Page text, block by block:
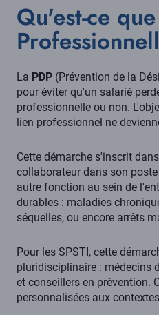
Qu'est-ce
La PDP (Prévention de la
pour éviter qu'un salarié
professionnelle ou non.
lien professionnel ne
Cette démarche s'inscrit
collaborateur dans son
autre fonction au sein de
durables : maladies
séquelles, ou encore arrêts
Pour les SPSTI, cette
pluridisciplinaire : médecins
et conseillers en prévention.
personnalisées aux